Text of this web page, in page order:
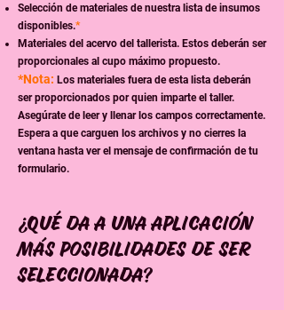
Selección de materiales de nuestra lista de insumos
disponibles.*
Materiales del acervo del tallerista. Estos deberán ser
proporcionales al cupo máximo propuesto.
*Nota: Los materiales fuera de esta lista deberán
ser proporcionados por quien imparte el taller.
Asegúrate de leer y llenar los campos correctamente.
Espera a que carguen los archivos y no cierres la
ventana hasta ver el mensaje de confirmación de tu
formulario.
¿Qué da a una aplicación
más posibilidades de ser
seleccionada?